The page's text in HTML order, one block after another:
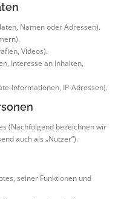
Namen oder Adressen).
Videos).
Interesse an Inhalten,
Informationen, IP-Adressen).
(Nachfolgend bezeichnen wir
auch als „Nutzer“).
seiner Funktionen und